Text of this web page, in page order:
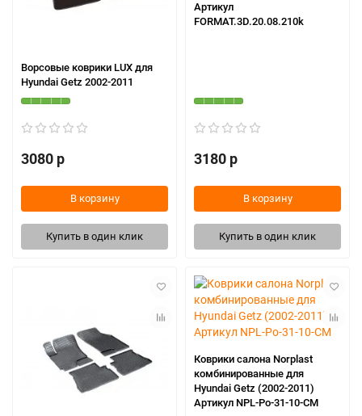
Ворсовые коврики LUX для
Hyundai Getz 2002-2011
3080 р
В корзину
Купить в один клик
Артикул
FORMAT.3D.20.08.210k
3180 р
В корзину
Купить в один клик
Коврики салона Norplast
комбинированные для
Hyundai Getz (2002-2011)
Артикул NPL-Po-31-10-CM